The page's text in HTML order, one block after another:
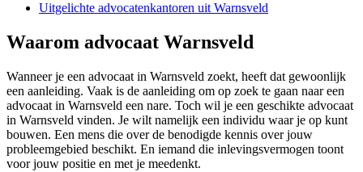
Uitgelichte advocatenkantoren uit Warnsveld
Waarom advocaat Warnsveld
Wanneer je een advocaat in Warnsveld zoekt, heeft dat gewoonlijk
een aanleiding. Vaak is de aanleiding om op zoek te gaan naar een
advocaat in Warnsveld een nare. Toch wil je een geschikte advocaat
in Warnsveld vinden. Je wilt namelijk een individu waar je op kunt
bouwen. Een mens die over de benodigde kennis over jouw
probleemgebied beschikt. En iemand die inlevingsvermogen toont
voor jouw positie en met je meedenkt.